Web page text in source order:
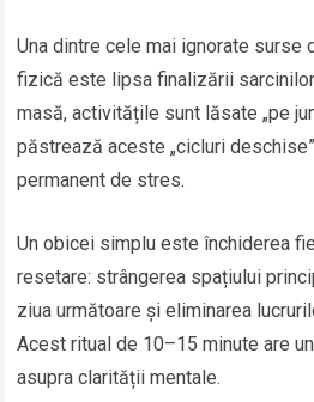
Una dintre cele mai ignorate surse
fizică este lipsa finalizării
masă, activitățile sunt lăsate „pe
păstrează aceste „cicluri
permanent de stres.
Un obicei simplu este închiderea
resetare: strângerea spațiului
ziua următoare și eliminarea
Acest ritual de 10–15 minute are
asupra clarității mentale.